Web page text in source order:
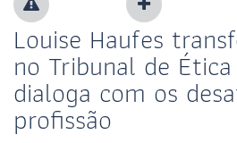
Louise Haufes
no Tribunal de
dialoga com os
profissão